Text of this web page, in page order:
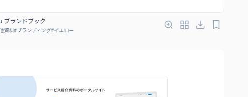
ブランドブック
資料#ブランディング#イエロー